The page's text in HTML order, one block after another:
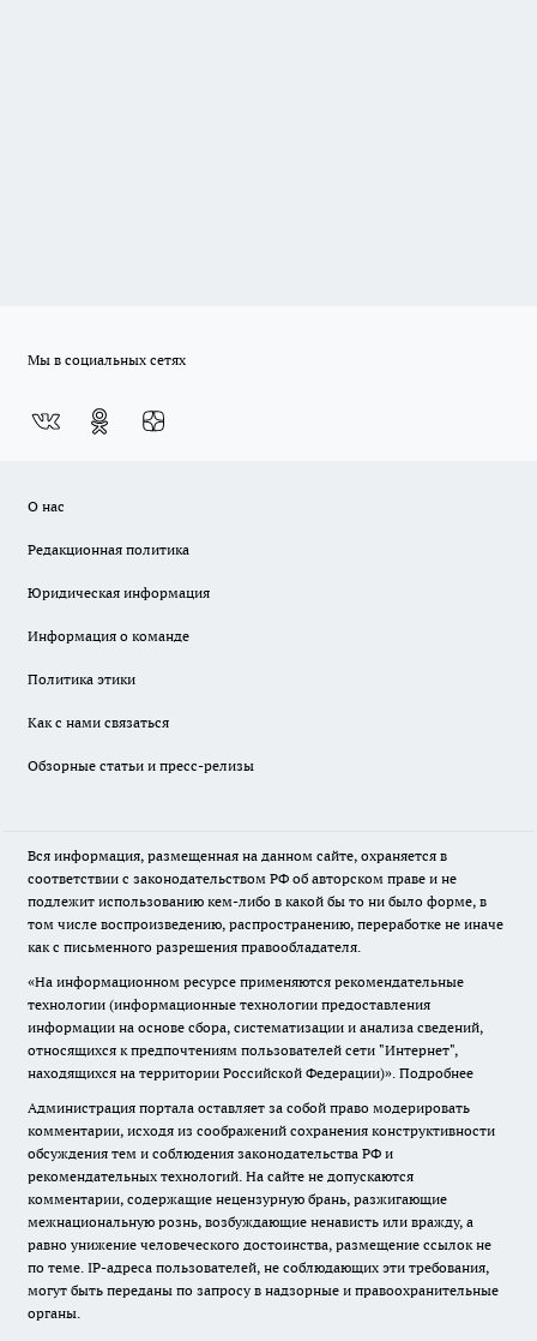
Мы в социальных сетях
О нас
Редакционная политика
Юридическая информация
Информация о команде
Политика этики
Как с нами связаться
Обзорные статьи и пресс-релизы
Вся информация, размещенная на данном сайте, охраняется в
соответствии с законодательством РФ об авторском праве и не
подлежит использованию кем-либо в какой бы то ни было форме, в
том числе воспроизведению, распространению, переработке не иначе
как с письменного разрешения правообладателя.
«На информационном ресурсе применяются рекомендательные
технологии (информационные технологии предоставления
информации на основе сбора, систематизации и анализа сведений,
относящихся к предпочтениям пользователей сети "Интернет",
находящихся на территории Российской Федерации)». Подробнее
Администрация портала оставляет за собой право модерировать
комментарии, исходя из соображений сохранения конструктивности
обсуждения тем и соблюдения законодательства РФ и
рекомендательных технологий. На сайте не допускаются
комментарии, содержащие нецензурную брань, разжигающие
межнациональную рознь, возбуждающие ненависть или вражду, а
равно унижение человеческого достоинства, размещение ссылок не
по теме. IP-адреса пользователей, не соблюдающих эти требования,
могут быть переданы по запросу в надзорные и правоохранительные
органы.